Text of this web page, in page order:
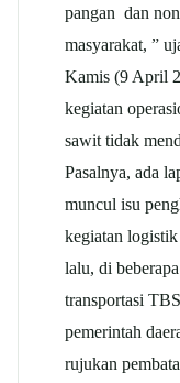
pangan dan
masyarakat, ”
Kamis (9 April
kegiatan
sawit tidak
Pasalnya, ada
muncul isu
kegiatan
lalu, di
transportasi
pemerintah
rujukan